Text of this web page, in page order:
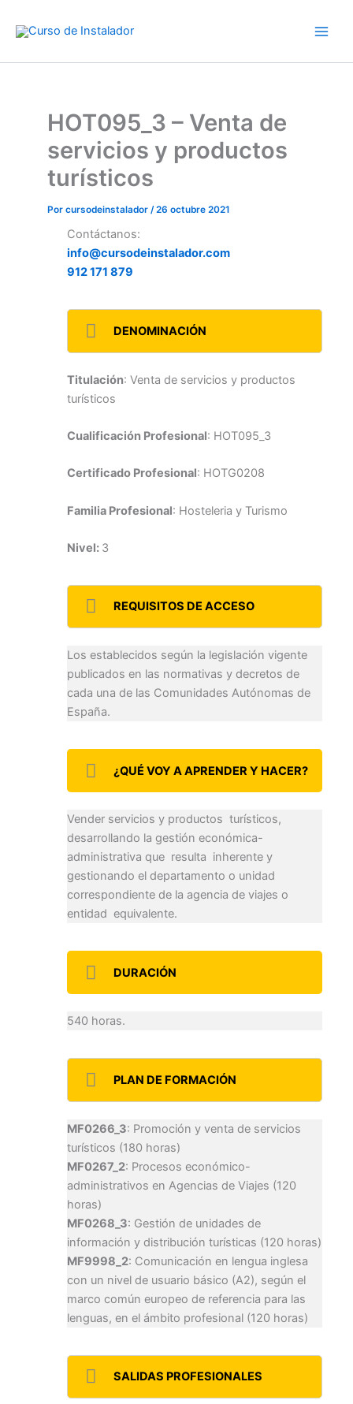
HOT095_3 – Venta de
servicios y productos
turísticos
Por cursodeinstalador /26 octubre 2021
Contáctanos:
info@cursodeinstalador.com
912 171 879
DENOMINACIÓN
Titulación: Venta de servicios y productos
turísticos
Cualificación Profesional: HOT095_3
Certificado Profesional: HOTG0208
Familia Profesional: Hosteleria y Turismo
Nivel: 3
REQUISITOS DE ACCESO
Los establecidos según la legislación vigente
publicados en las normativas y decretos de
cada una de las Comunidades Autónomas de
España.
¿QUÉ VOY A APRENDER Y HACER?
Vender servicios y productos turísticos,
desarrollando la gestión económica-
administrativa que resulta inherente y
gestionando el departamento o unidad
correspondiente de la agencia de viajes o
entidad equivalente.
DURACIÓN
540 horas.
PLAN DE FORMACIÓN
MF0266_3: Promoción y venta de servicios
turísticos (180 horas)
MF0267_2: Procesos económico-
administrativos en Agencias de Viajes (120
horas)
MF0268_3: Gestión de unidades de
información y distribución turísticas (120 horas)
MF9998_2: Comunicación en lengua inglesa
con un nivel de usuario básico (A2), según el
marco común europeo de referencia para las
lenguas, en el ámbito profesional (120 horas)
SALIDAS PROFESIONALES